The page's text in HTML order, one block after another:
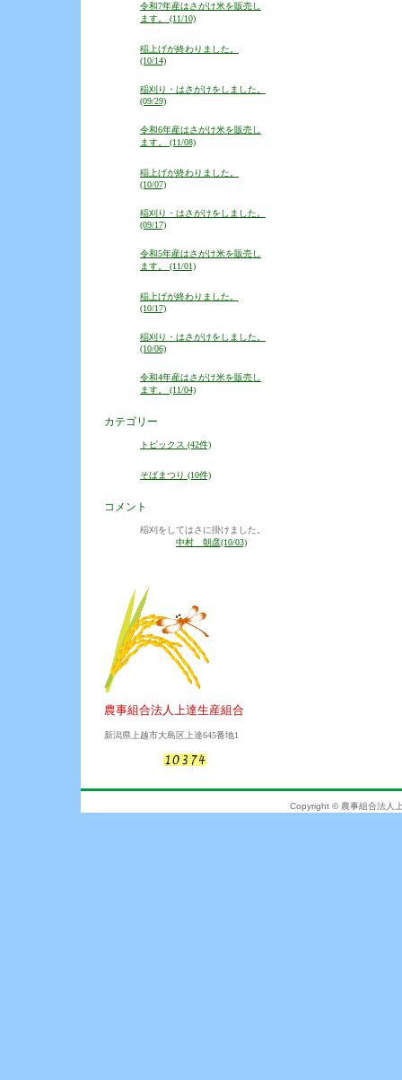
令和7年産はさがけ米を販売し
ます。 (11/10)
稲上げが終わりました。
(10/14)
稲刈り・はさがけをしました。
(09/29)
令和6年産はさがけ米を販売し
ます。 (11/08)
稲上げが終わりました。
(10/07)
稲刈り・はさがけをしました。
(09/17)
令和5年産はさがけ米を販売し
ます。 (11/01)
稲上げが終わりました。
(10/17)
稲刈り・はさがけをしました。
(10/06)
令和4年産はさがけ米を販売し
ます。 (11/04)
カテゴリー
トピックス (42件)
そばまつり (10件)
コメント
稲刈をしてはさに掛けました。
中村 朝彦(10/03)
農事組合法人上達生産組合
新潟県上越市大島区上達645番地1
Copyright © 農事組合法人